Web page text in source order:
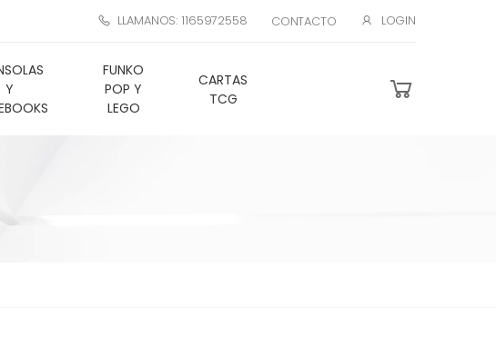
LLAMANOS: 1165972558 CONTACTO LOGIN
Y
FUNKO
POP Y
LEGO
CARTAS
TCG